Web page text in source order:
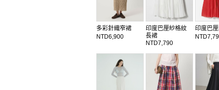
多彩針織窄裙
NTD6,900
印度巴厘紗格紋
長裙
NTD7,790
印度巴